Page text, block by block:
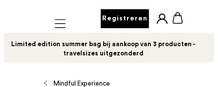
Mobile navigation
Registreren
Limited edition summer bag bij aankoop van 3 producten -
travelsizes uitgezonderd
Mindful Experience